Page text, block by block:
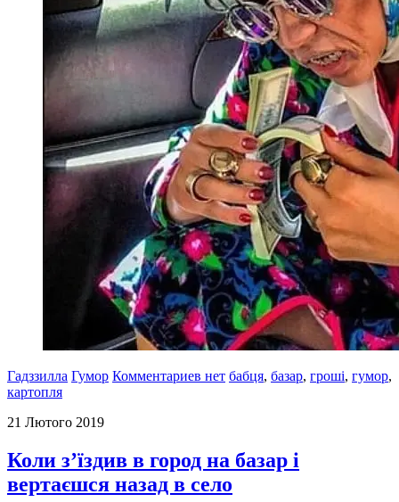
Гадззилла Гумор Комментариев нет бабця, базар, гроші, гумор,
картопля
21 Лютого 2019
Коли з’їздив в город на базар і
вертаєшся назад в село